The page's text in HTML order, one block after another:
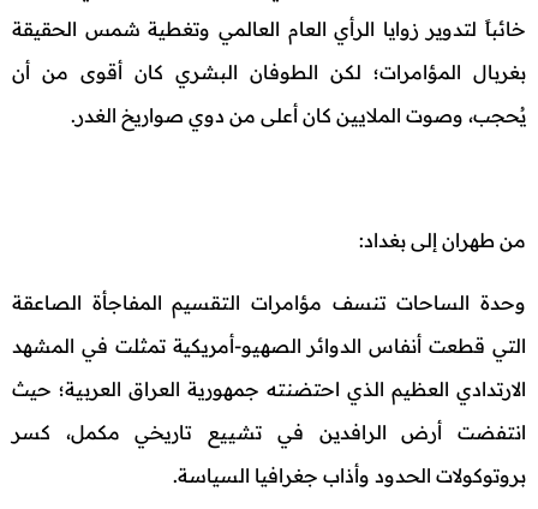
خائباً لتدوير زوايا الرأي العام العالمي وتغطية شمس الحقيقة
بغربال المؤامرات؛ لكن الطوفان البشري كان أقوى من أن
يُحجب، وصوت الملايين كان أعلى من دوي صواريخ الغدر.
من طهران إلى بغداد:
وحدة الساحات تنسف مؤامرات التقسيم المفاجأة الصاعقة
التي قطعت أنفاس الدوائر الصهيو-أمريكية تمثلت في المشهد
الارتدادي العظيم الذي احتضنته جمهورية العراق العربية؛ حيث
انتفضت أرض الرافدين في تشييع تاريخي مكمل، كسر
بروتوكولات الحدود وأذاب جغرافيا السياسة.